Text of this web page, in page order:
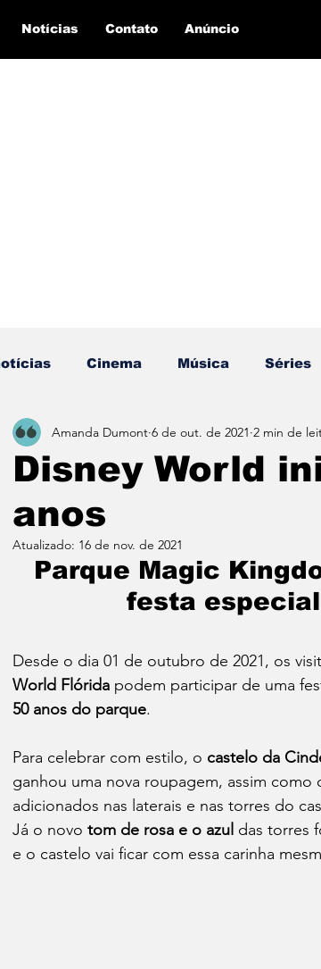
Notícias Contato Anúncio
Cinema Música Séries
Disney World
anos
Amanda Dumont 6 de out. de 2021 2 min de
Atualizado: 16 de nov. de 2021
Parque Magic
festa
Desde o dia 01 de outubro de 2021, os
World Flórida podem participar de uma
50 anos do parque.
Para celebrar com estilo, o castelo da
ganhou uma nova roupagem, assim como
adicionados nas laterais e nas torres do
Já o novo tom de rosa e o azul das torres
e o castelo vai ficar com essa carinha